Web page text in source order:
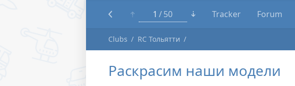
1 50 Tracker Forum
Clubs RC Тольятти
Раскрасим наши модели